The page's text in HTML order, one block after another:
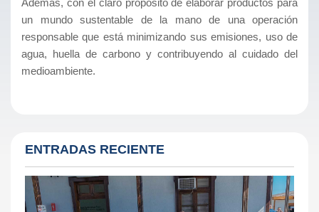
un mundo sustentable de la mano de una operación
responsable que está minimizando sus emisiones, uso de
agua, huella de carbono y contribuyendo al cuidado del
medioambiente.
ENTRADAS RECIENTE